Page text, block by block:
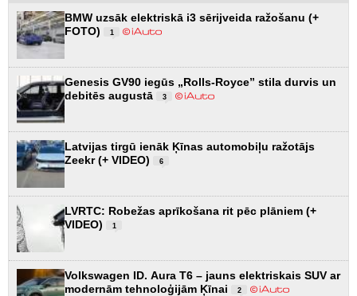
BMW uzsāk elektriskā i3 sērijveida ražošanu (+
FOTO)
1
Genesis GV90 iegūs „Rolls-Royce” stila durvis un
debitēs augustā
3
Latvijas tirgū ienāk Ķīnas automobiļu ražotājs
Zeekr (+ VIDEO)
6
LVRTC: Robežas aprīkošana rit pēc plāniem (+
VIDEO)
1
Volkswagen ID. Aura T6 – jauns elektriskais SUV ar
modernām tehnoloģijām Ķīnai
2